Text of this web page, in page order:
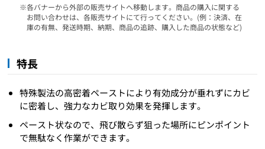
各バナーから外部の販売サイトへ移動します。商品の購入に関する
お問い合わせは、各販売サイトにて行ってください。(例：決済、在
庫の有無、発送時期、納期、商品の追跡、購入した商品の状態など)
特長
特殊製法の高密着ペーストにより有効成分が垂れずにカビ
に密着し、強力なカビ取り効果を発揮します。
ペースト状なので、飛び散らず狙った場所にピンポイント
で無駄なく作業ができます。